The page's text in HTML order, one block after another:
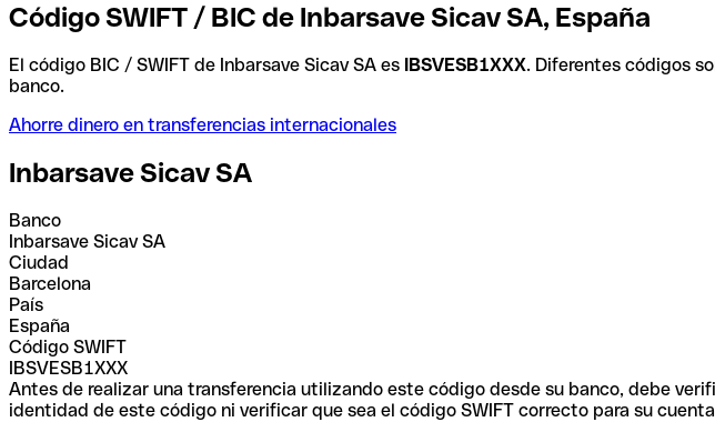
Código SWIFT / BIC de Inbarsave Sicav SA, España
El código BIC / SWIFT de Inbarsave Sicav SA es IBSVESB1XXX. Diferentes códigos
banco.
Ahorre dinero en transferencias internacionales
Inbarsave Sicav SA
Banco
Inbarsave Sicav SA
Ciudad
Barcelona
País
España
Código SWIFT
IBSVESB1XXX
Antes de realizar una transferencia utilizando este código desde su banco, debe
identidad de este código ni verificar que sea el código SWIFT correcto para su